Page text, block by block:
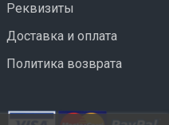
Реквизиты
Доставка и оплата
Политика возврата